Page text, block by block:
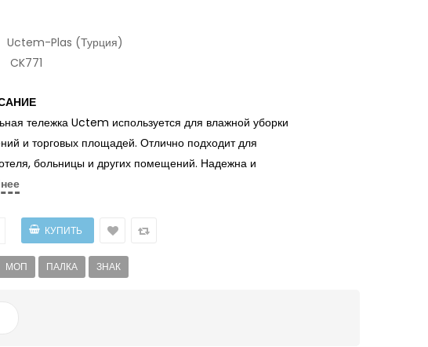
Uctem-Plas (Турция)
CK771
тележка Uctem используется для влажной уборки
и торговых площадей. Отлично подходит для
больницы и других помещений. Надежна и
МОП ПАЛКА ЗНАК